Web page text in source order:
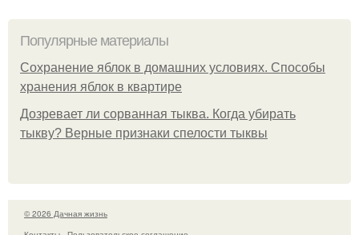
Популярные материалы
Сохранение яблок в домашних условиях. Способы
хранения яблок в квартире
Дозревает ли сорванная тыква. Когда убирать
тыкву? Верные признаки спелости тыквы
© 2026 Дачная жизнь